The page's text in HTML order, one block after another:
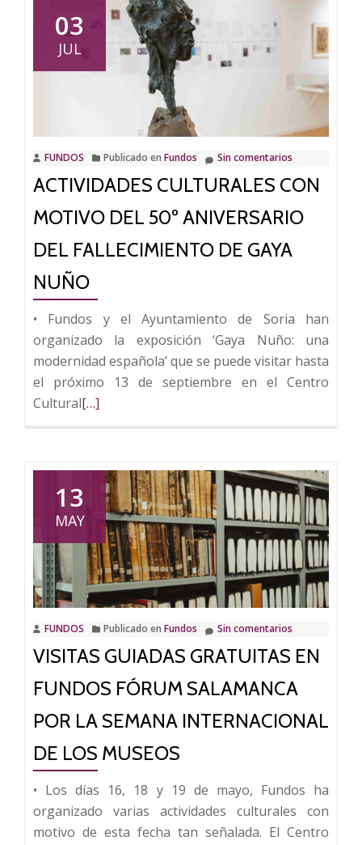
la
y
Ciudad
03
JUL
FUNDOS Publicado en Fundos Sin comentarios
ACTIVIDADES CULTURALES CON
MOTIVO DEL 50º ANIVERSARIO
DEL FALLECIMIENTO DE GAYA
NUÑO
• Fundos y el Ayuntamiento de Soria han
organizado la exposición ‘Gaya Nuño: una
modernidad española’ que se puede visitar hasta
el próximo 13 de septiembre en el Centro
CulturalLeer
culturales
con
motivo
del
50º
aniversario
del
fallecimiento
de
Nuño
[…]
13
MAY
FUNDOS Publicado en Fundos Sin comentarios
VISITAS GUIADAS GRATUITAS EN
FUNDOS FÓRUM SALAMANCA
POR LA SEMANA INTERNACIONAL
DE LOS MUSEOS
• Los días 16, 18 y 19 de mayo, Fundos ha
organizado varias actividades culturales con
motivo de esta fecha tan señalada. El Centro